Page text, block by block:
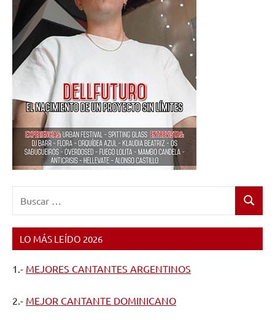
Buscar
LO MÁS LEÍDO 2026
1.- MEJORES CANTANTES ARGENTINOS
2.- MEJOR CANTANTE DOMINICANO